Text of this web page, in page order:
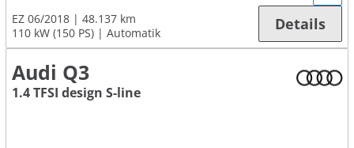
EZ 06/2018
48.137 km
110 kW (150 PS)
Automatik Details
Audi Q3
1.4 TFSI design S-line